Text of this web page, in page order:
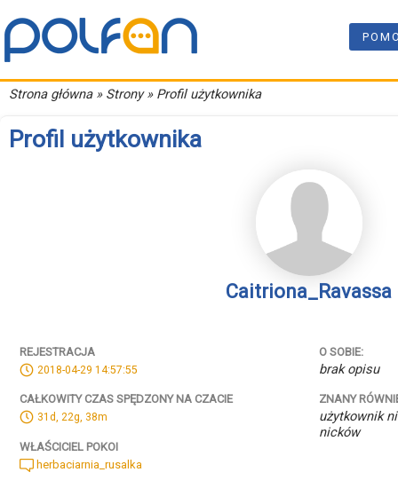
Strona główna» Strony » Profil użytkownika
Profil użytkownika
Caitriona_Ravassa
REJESTRACJA
2018-04-29 14:57:55
CAŁKOWITY CZAS SPĘDZONY NA CZACIE
31d, 22g, 38m
WŁAŚCICIEL POKOI
herbaciarnia_rusalka
O SOBIE:
brak opisu
ZNANY
użytkownik
nicków